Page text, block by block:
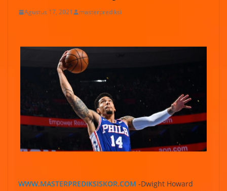
Agustus 17, 2021 masterprediksi
WWW.MASTERPREDIKSISKOR.COM -Dwight Howard